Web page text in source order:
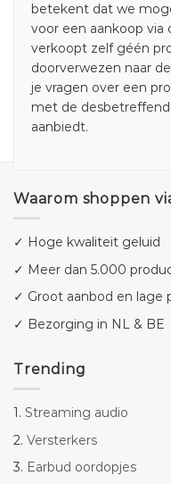
betekent dat we
voor een aankoop via
verkoopt zelf géén
doorverwezen naar
je vragen over een
met de
aanbiedt.
Waarom shoppen
✓ Hoge kwaliteit geluid
✓ Meer dan 5.000
✓ Groot aanbod en lage
✓ Bezorging in NL & BE
Trending
1. Streaming audio
2. Versterkers
3. Earbud oordopjes